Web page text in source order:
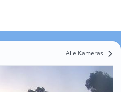
Alle Kameras